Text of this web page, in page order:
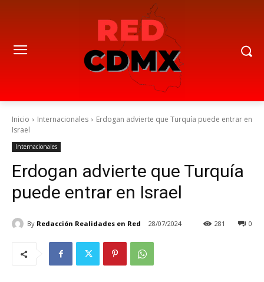
Inicio Internacionales
Erdogan advierte que Turquía puede entrar en
Israel
Internacionales
Erdogan advierte que Turquía
puede entrar en Israel
By Redacción Realidades en Red 28/07/2024 0
281